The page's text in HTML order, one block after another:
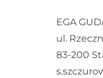
EGA
ul.
83-200